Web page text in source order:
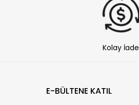
Kolay İade
E-BÜLTENE KATIL